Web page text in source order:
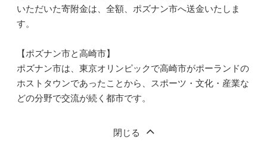
いただいた寄附金は、全額、ポズナン市へ送金いたしま
す。
【ポズナン市と高崎市】
ポズナン市は、東京オリンピックで高崎市がポーランドの
ホストタウンであったことから、スポーツ・文化・産業な
どの分野で交流が続く都市です。
閉じる